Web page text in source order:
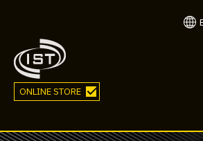
ONLINE STORE